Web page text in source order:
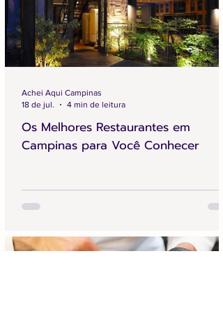
Os Melhores Restaurantes em
Campinas para Você Conhecer
Achei Aqui Campinas
18 de jul.
4 min de leitura